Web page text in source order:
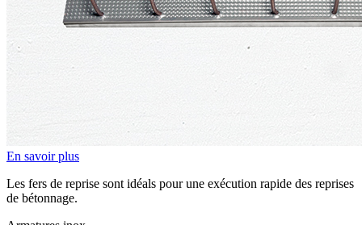
En savoir plus
Les fers de reprise sont idéals pour une exécution rapide des reprises
de bétonnage.